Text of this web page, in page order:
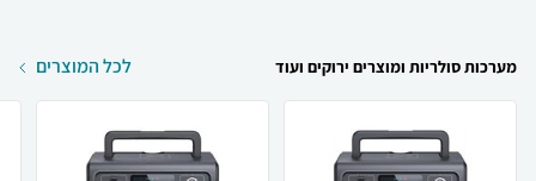
מערכות סולריות ומוצרים ירוקים ועוד לכל המוצרים